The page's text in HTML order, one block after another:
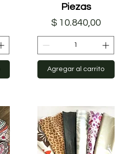
Piezas
Precio
$ 10.840,00
Agregar al carrito